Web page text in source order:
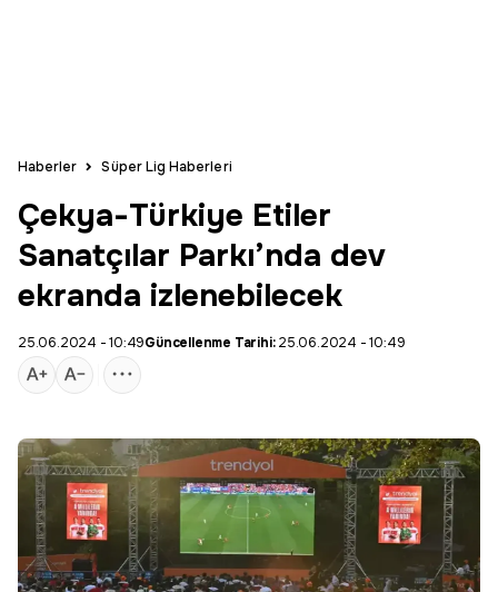
Haberler Süper Lig Haberleri
Çekya-Türkiye Etiler
Sanatçılar Parkı’nda dev
ekranda izlenebilecek
25.06.2024 - 10:49Güncellenme Tarihi:25.06.2024 - 10:49